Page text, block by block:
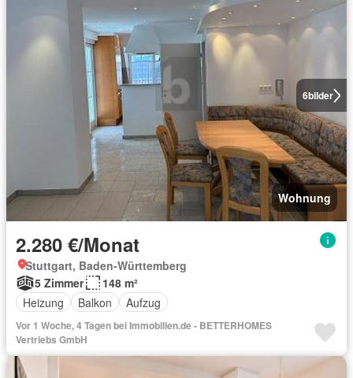
6bilder
Wohnung
2.280 €/Monat
Stuttgart, Baden-Württemberg
5 Zimmer
148 m²
Heizung
Balkon Aufzug
Vor 1 Woche, 4 Tagen bei Immobilien.de - BETTERHOMES
Vertriebs GmbH